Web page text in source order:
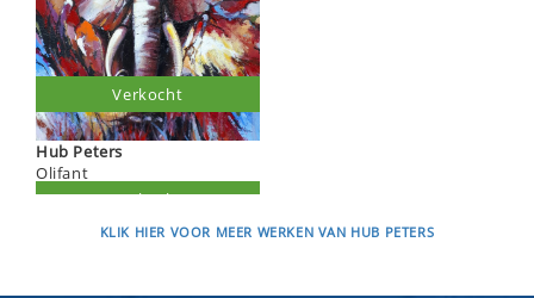
Hub Peters
Olifant
Verkocht
KLIK HIER VOOR MEER WERKEN VAN HUB PETERS